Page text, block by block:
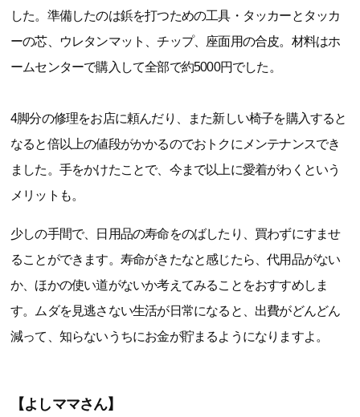
した。準備したのは鋲を打つための工具・タッカーとタッカ
ーの芯、ウレタンマット、チップ、座面用の合皮。材料はホ
ームセンターで購入して全部で約5000円でした。
4脚分の修理をお店に頼んだり、また新しい椅子を購入すると
なると倍以上の値段がかかるのでおトクにメンテナンスでき
ました。手をかけたことで、今まで以上に愛着がわくという
メリットも。
少しの手間で、日用品の寿命をのばしたり、買わずにすませ
ることができます。寿命がきたなと感じたら、代用品がない
か、ほかの使い道がないか考えてみることをおすすめしま
す。ムダを見逃さない生活が日常になると、出費がどんどん
減って、知らないうちにお金が貯まるようになりますよ。
【よしママさん】